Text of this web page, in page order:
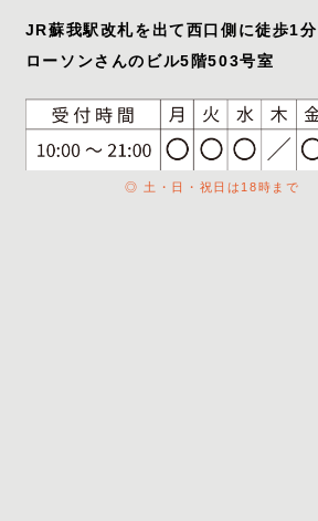
JR蘇我駅改札を出て西口側に徒歩1分
ローソンさんのビル5階503号室
◎ 土・日・祝日は18時まで